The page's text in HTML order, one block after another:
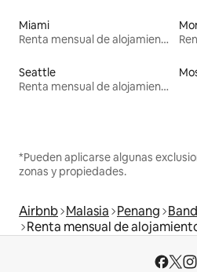
Miami
Renta mensual de alojamientos
Seattle
Renta mensual de alojamientos
*Pueden aplicarse algunas
zonas y propiedades.
Airbnb Malasia Penang
Renta mensual de